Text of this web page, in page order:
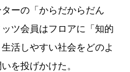
ーの「からだからだん
ツ会員はフロアに「知的
活しやすい社会をどのよ
を投げかけた。